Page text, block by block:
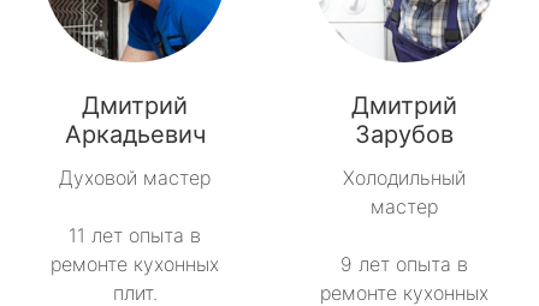
Дмитрий
Аркадьевич
Духовой мастер
11 лет опыта в
ремонте кухонных
плит.
Дмитрий
Зарубов
Холодильный
мастер
9 лет опыта в
ремонте кухонных